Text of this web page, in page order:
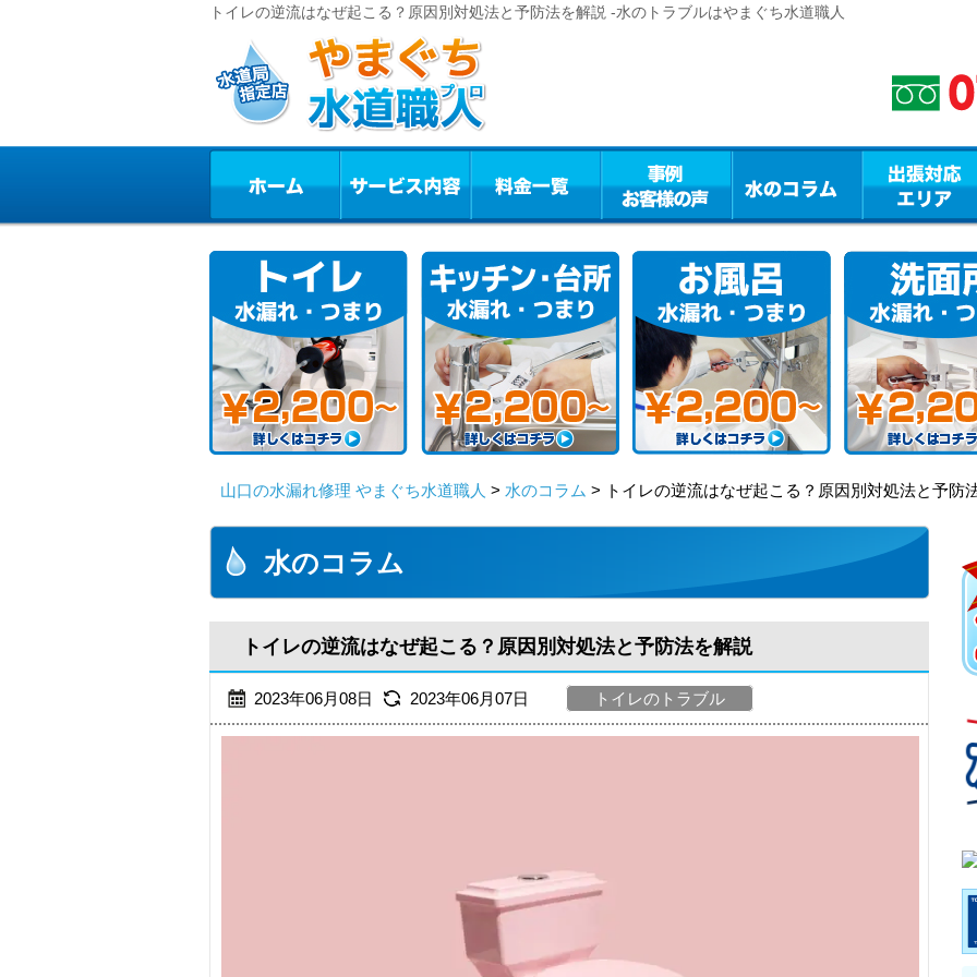
トイレの逆流はなぜ起こる？原因別対処法と予防法を解説 -水のトラブルはやまぐち水道職人
山口の水漏れ修理 やまぐち水道職人 > 水のコラム > トイレの逆流はなぜ起こる？原因別対処法と予防
水のコラム
トイレの逆流はなぜ起こる？原因別対処法と予防法を解説
2023年06月08日 2023年06月07日 トイレのトラブル